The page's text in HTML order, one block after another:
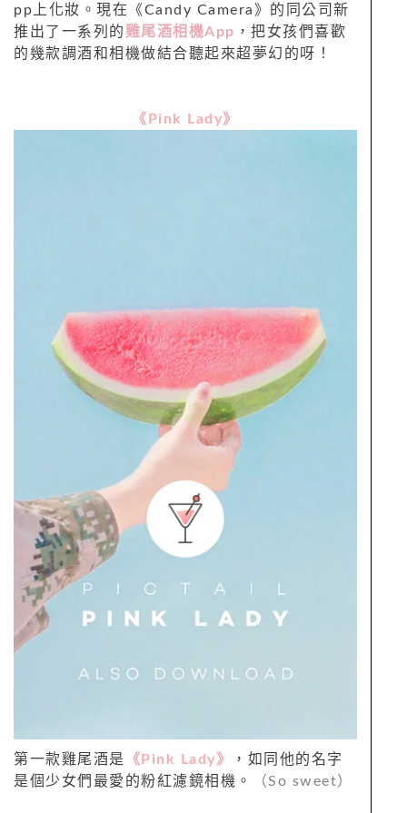
pp上化妝。現在《Candy Camera》的同公司新
推出了一系列的 雞尾酒相機App ，把女孩們喜歡
的幾款調酒和相機做結合聽起來超夢幻的呀！
《 Pink Lady》
第一款雞尾酒是 《 Pink Lady 》
，如同他的名字
是個少女們最愛的粉紅濾鏡相機。
（So sweet）